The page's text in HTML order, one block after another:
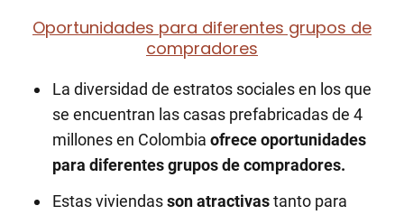
Oportunidades para diferentes grupos de
compradores
La diversidad de estratos sociales en los que
se encuentran las casas prefabricadas de 4
millones en Colombia ofrece oportunidades
para diferentes grupos de compradores.
Estas viviendasson atractivastanto para